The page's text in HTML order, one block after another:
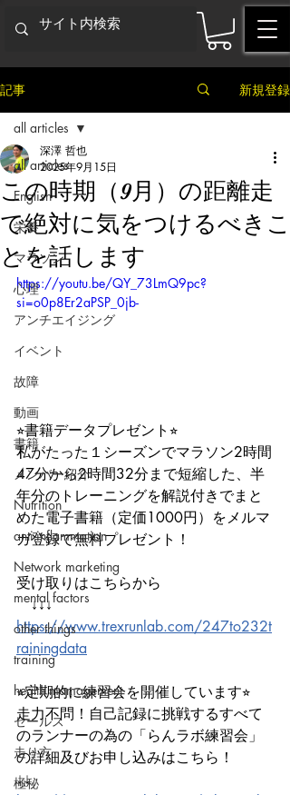
記事 新規登録
all articles
English
栄養
マラソン
心理
アンチエイジング
イベント
故障
動画
書籍
メンバー紹介
Nutrition
anti-inflammation
Network marketing
mental factors
other things
training
health mamagement
セールス
走り方
極秘
all articles
この時期（9月）の距離走
で絶対に気をつけるべきこ
とを話します
深澤 哲也
2025年9月15日
https://youtu.be/QY_73LmQ9pc?
si=o0p8Er2aPSP_0jb-
⭐︎書籍データプレゼント⭐︎
私がたった１シーズンでマラソン2時間
47分から2時間32分まで短縮した、半
年分のトレーニングを解説付きでまと
めた電子書籍（定価1000円）をメルマ
ガ登録で無料プレゼント！
受け取りはこちらから
↓↓↓
https://www.trexrunlab.com/247to232t
rainingdata
⭐︎定期的に練習会を開催しています⭐︎
走力不問！自己記録に挑戦するすべて
のランナーの為の「らんラボ練習会」
の詳細及びお申し込みはこちら！
↓↓